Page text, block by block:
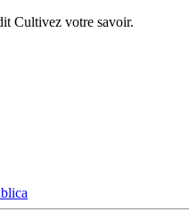
Cultivez votre savoir.